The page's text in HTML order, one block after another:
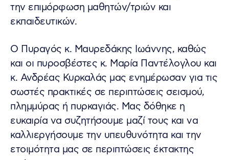
την επιμόρφωση μαθητών/τριών και
εκπαιδευτικών.
Ο Πυραγός κ. Μαυρεδάκης Ιωάννης, καθώς
και οι πυροσβέστες κ. Μαρία Παντέλογλου και
κ. Ανδρέας Κυρκαλάς μας ενημέρωσαν για τις
σωστές πρακτικές σε περιπτώσεις σεισμού,
πλημμύρας ή πυρκαγιάς. Μας δόθηκε η
ευκαιρία να συζητήσουμε μαζί τους και να
καλλιεργήσουμε την υπευθυνότητα και την
ετοιμότητα μας σε περιπτώσεις έκτακτης